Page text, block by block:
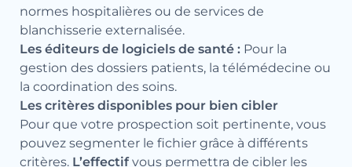
normes hospitalières ou de services de
blanchisserie externalisée.
Les éditeurs de logiciels de santé : Pour la
gestion des dossiers patients, la télémédecine ou
la coordination des soins.
Les critères disponibles pour bien cibler
Pour que votre prospection soit pertinente, vous
pouvez segmenter le fichier grâce à différents
critères. L’effectifvous permettra de cibler les